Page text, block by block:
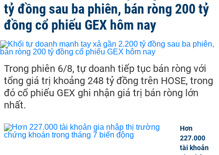
tỷ đồng sau ba phiên, bán ròng 200 tỷ
đồng cổ phiếu GEX hôm nay
Trong phiên 6/8, tự doanh tiếp tục bán ròng với
tổng giá trị khoảng 248 tỷ đồng trên HOSE, trong
đó cổ phiếu GEX ghi nhận giá trị bán ròng lớn
nhất.
Hơn
227.000
tài khoản